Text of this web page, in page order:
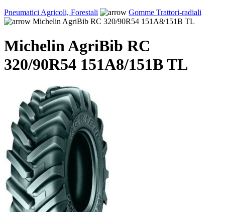
Pneumatici Agricoli, Forestali
Gomme Trattori-radiali
Michelin AgriBib RC 320/90R54 151A8/151B TL
Michelin AgriBib RC
320/90R54 151A8/151B TL